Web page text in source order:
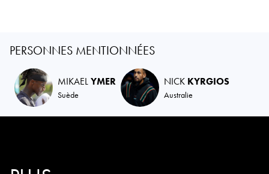
PERSONNES MENTIONNÉES
MIKAELYMER
Suède
NICK KYRGIOS
Australie